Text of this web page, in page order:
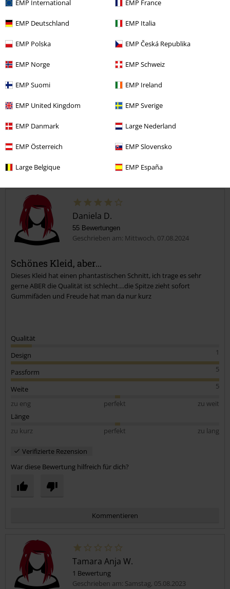
EMP International EMP France
EMP Deutschland EMP Italia
EMP Polska EMP Česká Republika
EMP Norge EMP Schweiz
EMP Suomi EMP Ireland
EMP United Kingdom EMP Sverige
EMP Danmark Large Nederland
EMP Österreich EMP Slovensko
Large Belgique EMP España
Passform
Weite
Länge
zu kurz
perfekt
Verifizierte Rezension
War diese Bewertung hilfreich für dich?
Kommentieren
Kommentar jetzt abschicken!
Daniela D.
55 Bewertungen
Geschrieben am: Mittwoch, 07.08.2024
Schönes Kleid, aber...
Dieses Kleid hat einen phantastischen Schnitt, ich trage es sehr
gerne ABER die Qualität ist schlecht....die Spitze zieht sofort
Gummifäden und Freude hat man da nur kurz
Qualität
1
Design
5
Passform
5
Weite
zu eng
perfekt
zu weit
Länge
zu kurz
perfekt zu lang
Verifizierte Rezension
War diese Bewertung hilfreich für dich?
Kommentieren
Tamara Anja W.
1 Bewertung
Geschrieben am: Samstag, 05.08.2023